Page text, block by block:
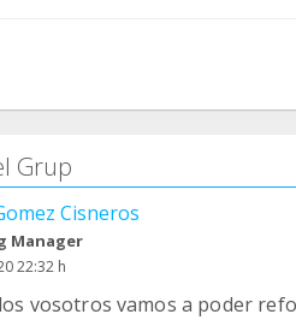
Grup
Cisneros
Manager
22:32 h
vosotros vamos a poder